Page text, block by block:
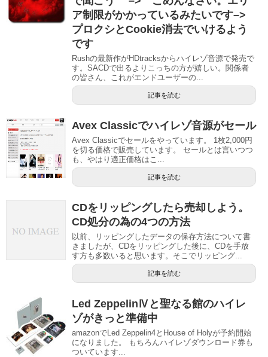
ア制限がかかっているみたいです–>
プロクシとCookie消去でいけるよう
です
Rushの最新作がHDtracksからハイレゾ音源で発売で
す。SACDで出るよりこっちの方が嬉しい。関係者
の皆さん、これがエンドユーザーの...
記事を読む
Avex Classicでハイレゾ音源がセール
Avex Classicでセールをやっています。 1枚2,000円
を切る価格で販売しています。 セールとは言いつつ
も、やはり適正価格はこ...
記事を読む
CDをリッピングしたら売却しよう。
CD処分の為の4つの方法
以前、リッピングしたデータの保存方法について書
きましたが、CDをリッピングした後に、CDを手放
す方も多数いると思います。そこでリッピング...
記事を読む
Led ZeppelinⅣと聖なる館のハイレ
ゾがきっと準備中
amazonでLed Zeppelin4とHouse of Holyが予約開始
になりました。 もちろんハイレゾダウンロード券も
ついています...